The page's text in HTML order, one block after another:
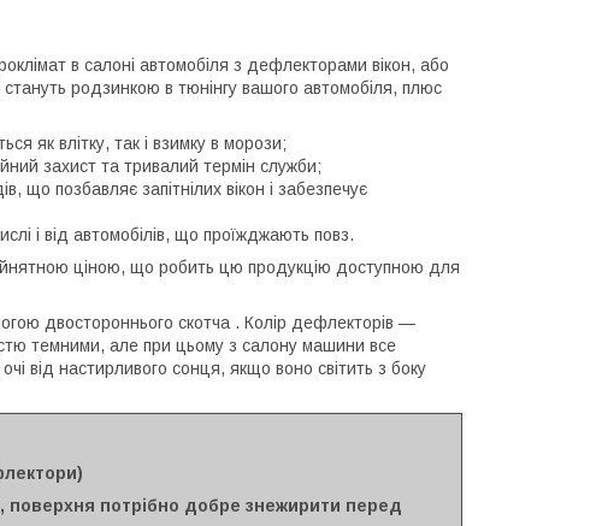
в салоні автомобіля з дефлекторами вікон, або
родзинкою в тюнінгу вашого автомобіля, плюс
як влітку, так і взимку в морози;
захист та тривалий термін служби;
що позбавляє запітнілих вікон і забезпечує
і від автомобілів, що проїжджають повз.
ціною, що робить цю продукцію доступною для
двостороннього скотча . Колір дефлекторів —
темними, але при цьому з салону машини все
від настирливого сонця, якщо воно світить з боку
поверхня потрібно добре знежирити перед